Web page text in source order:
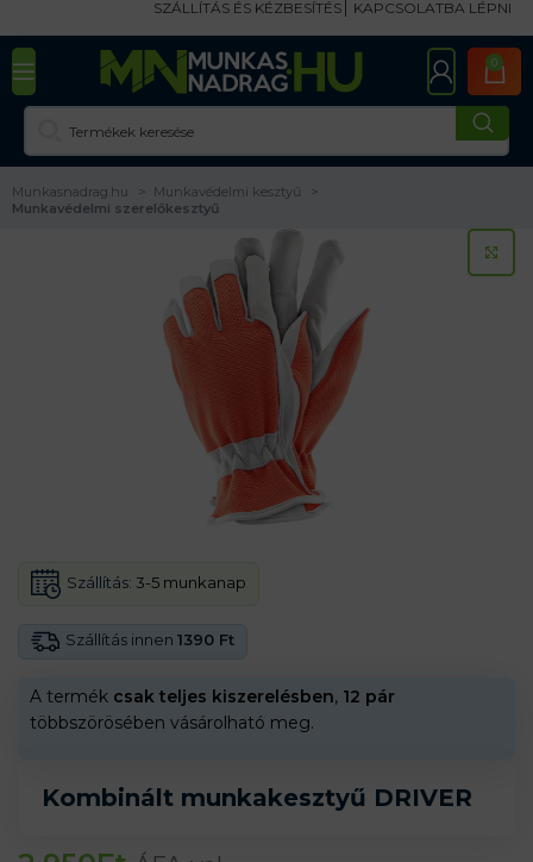
SZÁLLÍTÁS ÉS KÉZBESÍTÉS KAPCSOLATBA LÉPNI
0
Munkasnadrag.hu
Munkavédelmi kesztyű
Munkavédelmi szerelőkesztyű
Kombinált munkakesztyű DRIVER
Szállítás innen 1390 Ft
Szállítás: 3-5 munkanap
A termék csak teljes kiszerelésben, 12 pár
többszörösében vásárolható meg.